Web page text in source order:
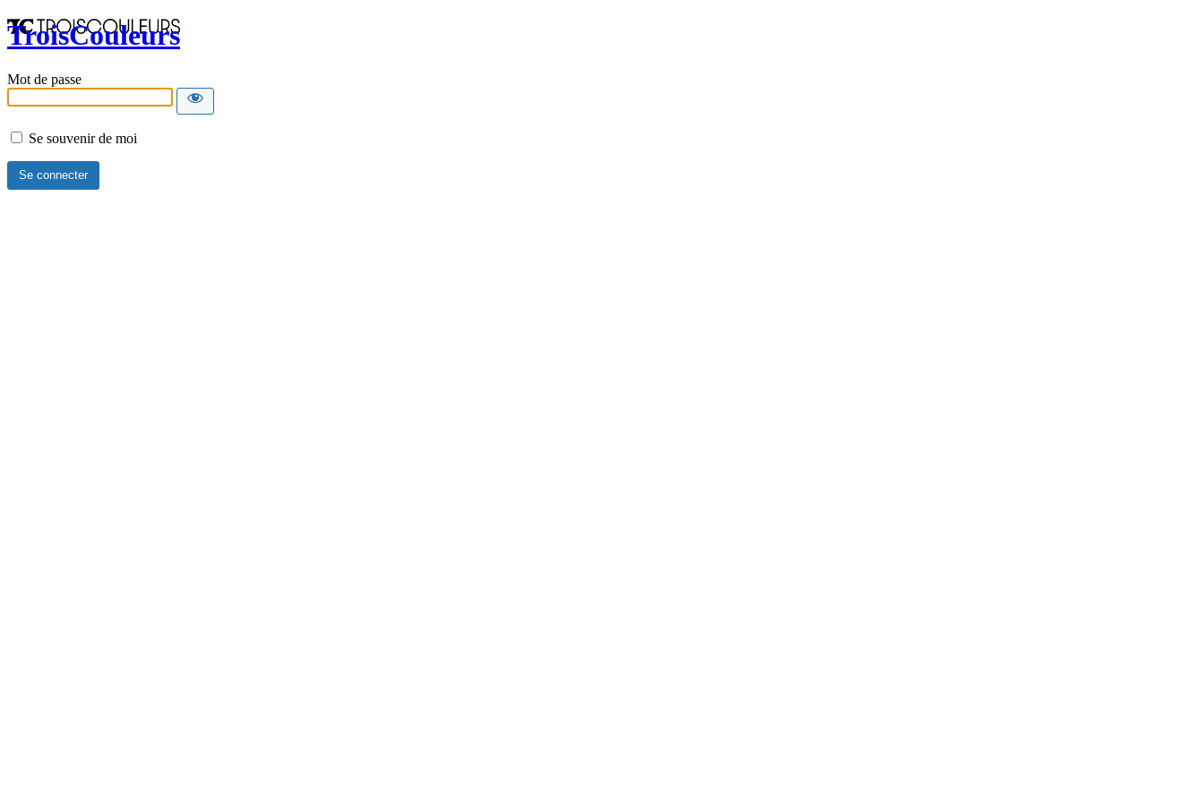
TroisCouleurs
Mot de passe
Se souvenir de moi